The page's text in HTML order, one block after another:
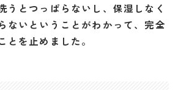
うとつっぱらないし、保湿しなく
ないということがわかって、完全
とを止めました。